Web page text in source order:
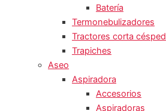
Batería
Termonebulizadores
Tractores corta césped
Trapiches
Aseo
Aspiradora
Accesorios
Aspiradoras